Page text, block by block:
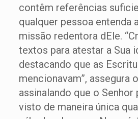
contêm referências
qualquer pessoa entenda
missão redentora dEle.
textos para atestar a Sua
destacando que as
mencionavam”, assegura
assinalando que o Senhor
visto de maneira única